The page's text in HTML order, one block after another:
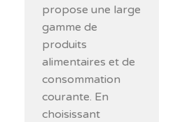
propose une large
gamme de
produits
alimentaires et de
consommation
courante. En
choisissant